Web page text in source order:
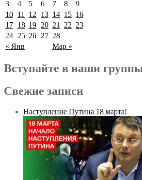
« Янв Мар »
3 4 5 6 7 8
9
10 11 12 13 14 15 16
17 18 19 20 21 22 23
24 25 26 27 28
Вступайте в наши
Свежие записи
Наступление Путина 18 марта!